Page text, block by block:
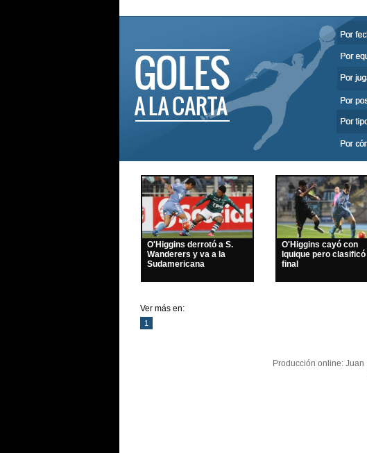
O'Higgins derrotó a S.
Wanderers y va a la
Sudamericana
O'Higgins cayó con
Iquique pero clasificó
final
Ver más en:
1
Producción online: